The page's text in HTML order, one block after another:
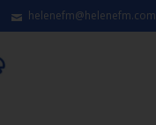
helenefm@helenefm.com